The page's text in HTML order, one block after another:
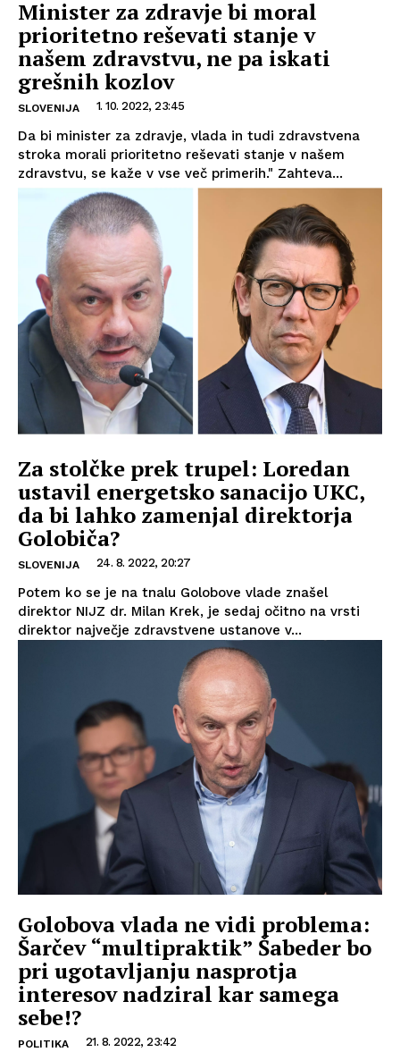
Minister za zdravje bi moral
prioritetno reševati stanje v
našem zdravstvu, ne pa iskati
grešnih kozlov
SLOVENIJA 1. 10. 2022, 23:45
Da bi minister za zdravje, vlada in tudi zdravstvena
stroka morali prioritetno reševati stanje v našem
zdravstvu, se kaže v vse več primerih." Zahteva...
Za stolčke prek trupel: Loredan
ustavil energetsko sanacijo UKC,
da bi lahko zamenjal direktorja
Golobiča?
SLOVENIJA 24. 8. 2022, 20:27
Potem ko se je na tnalu Golobove vlade znašel
direktor NIJZ dr. Milan Krek, je sedaj očitno na vrsti
direktor največje zdravstvene ustanove v...
Golobova vlada ne vidi problema:
Šarčev “multipraktik” Šabeder bo
pri ugotavljanju nasprotja
interesov nadziral kar samega
sebe!?
POLITIKA 21. 8. 2022, 23:42